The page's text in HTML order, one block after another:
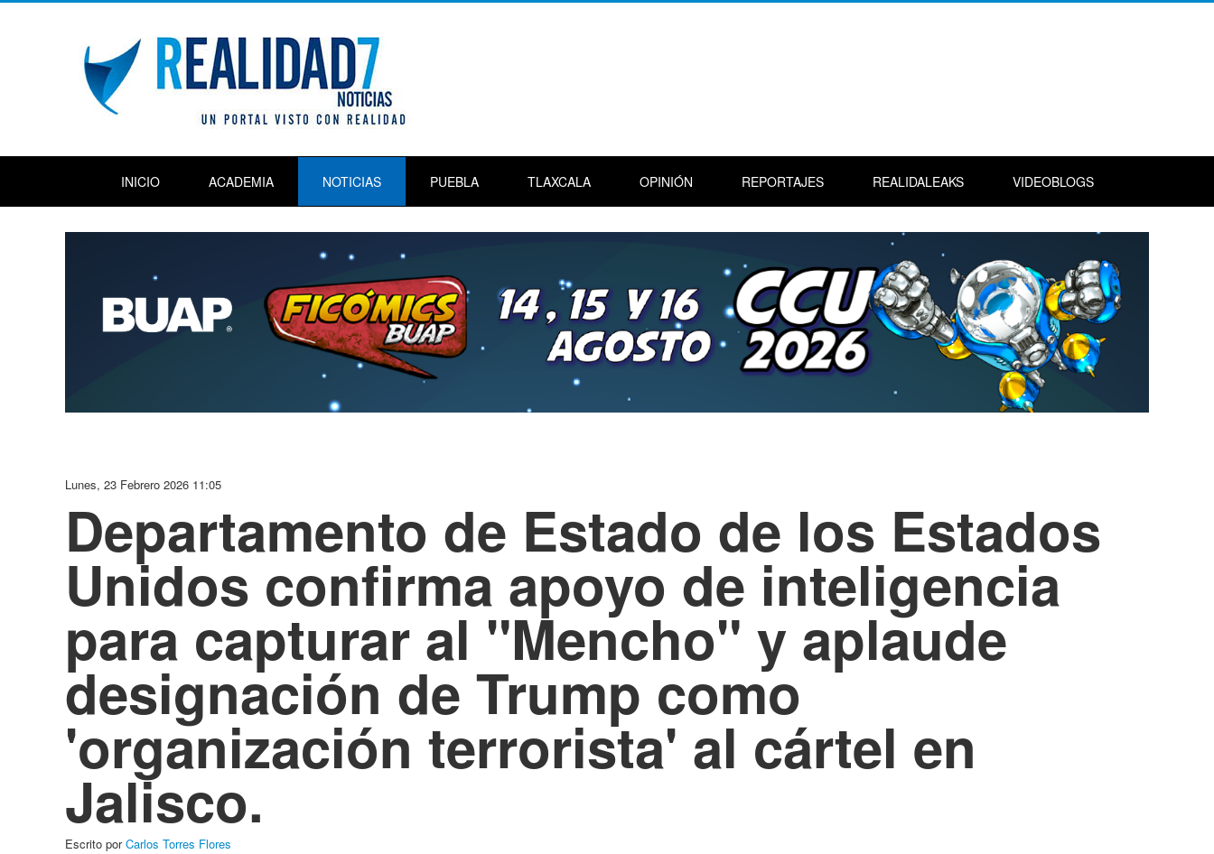
INICIO ACADEMIA NOTICIAS PUEBLA TLAXCALA OPINIÓN REPORTAJES REALIDALEAKS VIDEOBLOGS
Lunes, 23 Febrero 2026 11:05
Departamento de Estado de los Estados
Unidos confirma apoyo de inteligencia
para capturar al "Mencho" y aplaude
designación de Trump como
'organización terrorista' al cártel en
Jalisco.
Escrito porCarlos Torres Flores